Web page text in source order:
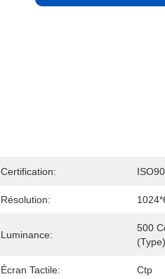
Certification:
Résolution:
Luminance:
500
(type)
Écran Tactile: Ctp